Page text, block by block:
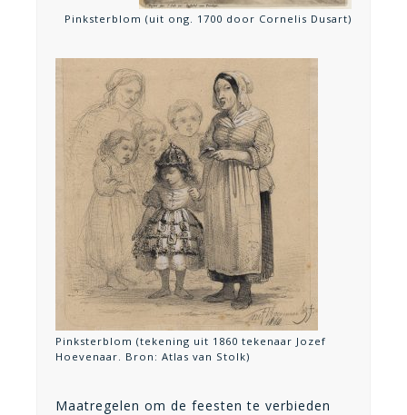
Pinksterblom (uit ong. 1700 door Cornelis Dusart)
Pinksterblom (tekening uit 1860 tekenaar Jozef
Hoevenaar. Bron: Atlas van Stolk)
Maatregelen om de feesten te verbieden